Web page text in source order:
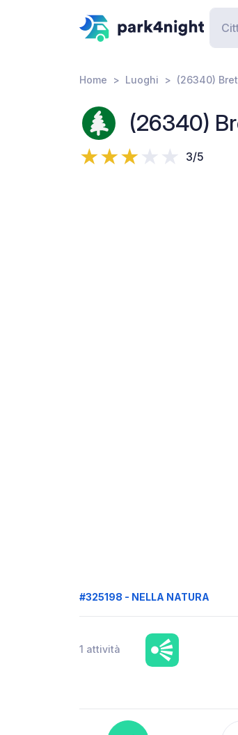
Home Luoghi (26340)
(26340)
3/5
#325198 - NELLA NATURA
1 attività